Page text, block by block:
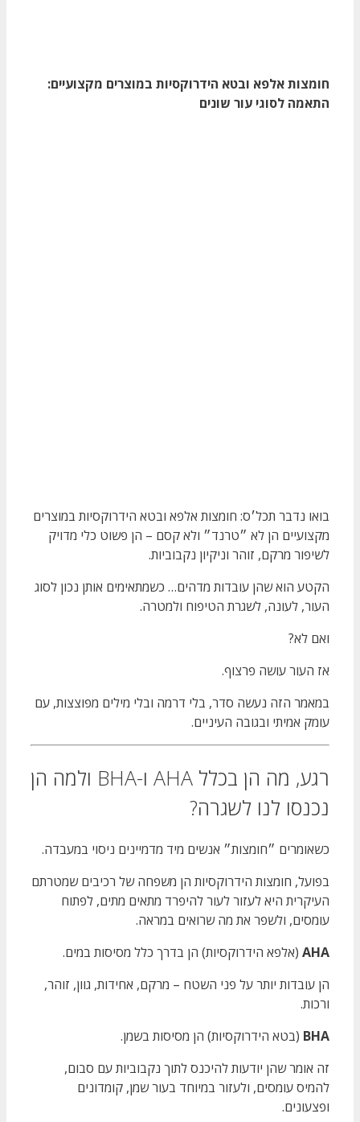
חומצות אלפא ובטא הידרוקסיות במוצרים מקצועיים:
התאמה לסוגי עור שונים
בואו נדבר תכל׳ס: חומצות אלפא ובטא הידרוקסיות במוצרים
מקצועיים הן לא ״טרנד״ ולא קסם – הן פשוט כלי מדויק
לשיפור מרקם, זוהר וניקיון נקבוביות.
הקטע הוא שהן עובדות מדהים… כשמתאימים אותן נכון לסוג
העור, לעונה, לשגרת הטיפוח ולמטרה.
ואם לא?
אז העור עושה פרצוף.
במאמר הזה נעשה סדר, בלי דרמה ובלי מילים מפוצצות, עם
עומק אמיתי ובגובה העיניים.
רגע, מה הן בכלל AHA ו-BHA ולמה הן
נכנסו לנו לשגרה?
כשאומרים ״חומצות״ אנשים מיד מדמיינים ניסוי במעבדה.
בפועל, חומצות הידרוקסיות הן משפחה של רכיבים שמטרתם
העיקרית היא לעזור לעור להיפרד מתאים מתים, לפתוח
עומסים, ולשפר את מה שרואים במראה.
AHA (אלפא הידרוקסיות) הן בדרך כלל מסיסות במים.
הן עובדות יותר על פני השטח – מרקם, אחידות, גוון, זוהר,
ורכות.
BHA (בטא הידרוקסיות) הן מסיסות בשמן.
זה אומר שהן יודעות להיכנס לתוך נקבוביות עם סבום,
להמיס עומסים, ולעזור במיוחד בעור שמן, קומדונים
ופצעונים.